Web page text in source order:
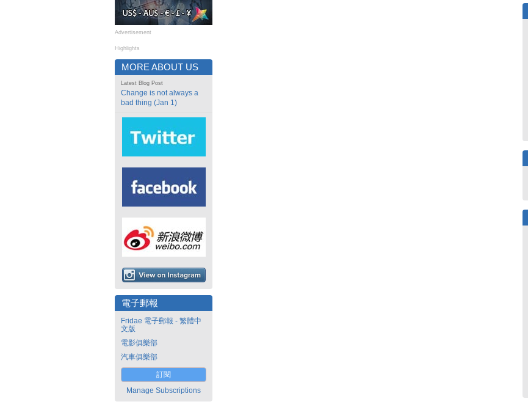
Advertisement
Highlights
MORE ABOUT US
Latest Blog Post
Change is not always a
bad thing (Jan 1)
電子郵報
Fridae 電子郵報 - 繁體中
文版
電影俱樂部
汽車俱樂部
訂閱
Manage Subscriptions